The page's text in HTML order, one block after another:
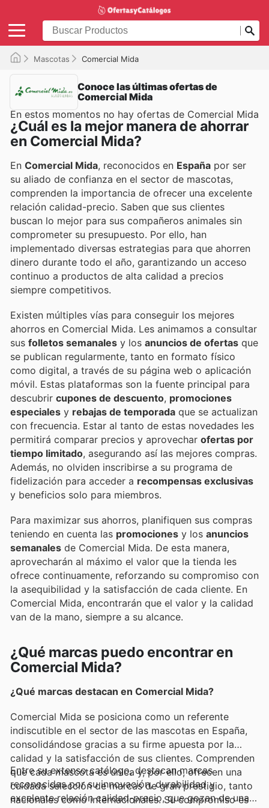
Mascotas Comercial Mida
Conoce las últimas ofertas de
Comercial Mida
En estos momentos no hay ofertas de Comercial Mida
¿Cuál es la mejor manera de ahorrar
en Comercial Mida?
En Comercial Mida, reconocidos en España por ser
su aliado de confianza en el sector de mascotas,
comprenden la importancia de ofrecer una excelente
relación calidad-precio. Saben que sus clientes
buscan lo mejor para sus compañeros animales sin
comprometer su presupuesto. Por ello, han
implementado diversas estrategias para que ahorren
dinero durante todo el año, garantizando un acceso
continuo a productos de alta calidad a precios
siempre competitivos.
Existen múltiples vías para conseguir los mejores
ahorros en Comercial Mida. Les animamos a consultar
sus folletos semanales y los anuncios de ofertas que
se publican regularmente, tanto en formato físico
como digital, a través de su página web o aplicación
móvil. Estas plataformas son la fuente principal para
descubrir cupones de descuento, promociones
especiales y rebajas de temporada que se actualizan
con frecuencia. Estar al tanto de estas novedades les
permitirá comparar precios y aprovechar ofertas por
tiempo limitado, asegurando así las mejores compras.
Además, no olviden inscribirse a su programa de
fidelización para acceder a recompensas exclusivas
y beneficios solo para miembros.
Para maximizar sus ahorros, planifiquen sus compras
teniendo en cuenta las promociones y los anuncios
semanales de Comercial Mida. De esta manera,
aprovecharán al máximo el valor que la tienda les
ofrece continuamente, reforzando su compromiso con
la asequibilidad y la satisfacción de cada cliente. En
Comercial Mida, encontrarán que el valor y la calidad
van de la mano, siempre a su alcance.
¿Qué marcas puedo encontrar en
Comercial Mida?
¿Qué marcas destacan en Comercial Mida?
Comercial Mida se posiciona como un referente
indiscutible en el sector de las mascotas en España,
consolidándose gracias a su firme apuesta por la
calidad y la satisfacción de sus clientes. Comprenden
que cada mascota es única y, por ello, ofrecen una
cuidada selección de marcas de gran prestigio, tanto
nacionales como internacionales. Su compromiso es
Entre su extenso catálogo, destacan marcas
reconocidas por su innovación, durabilidad y
excelente relación calidad-precio, que gozan de una